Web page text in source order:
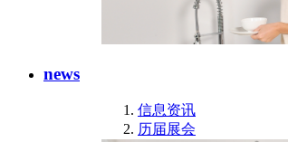
news
信息资讯
历届展会